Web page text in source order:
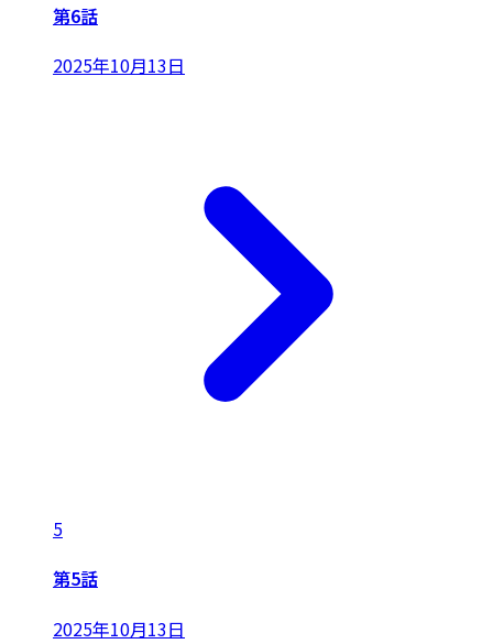
第6話
2025年10月13日
5
第5話
2025年10月13日